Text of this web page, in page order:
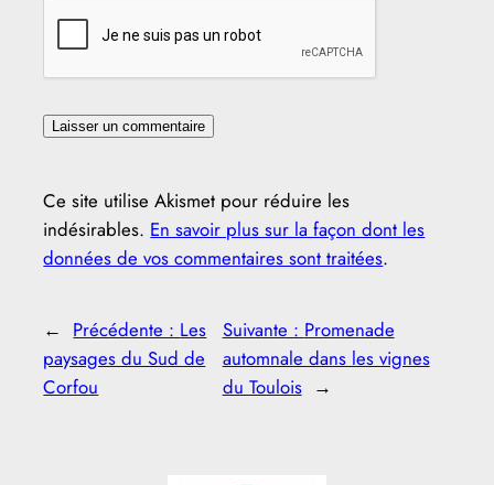
Ce site utilise Akismet pour réduire les
indésirables. En savoir plus sur la façon dont les
données de vos commentaires sont traitées.
← Précédente : Les
paysages du Sud de
Corfou
Suivante : Promenade
automnale dans les vignes
du Toulois →